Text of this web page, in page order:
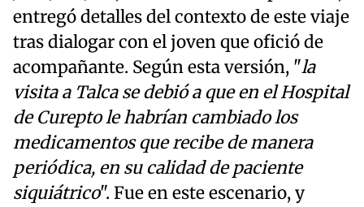
entregó detalles del contexto de este viaje
tras dialogar con el joven que ofició de
acompañante. Según esta versión, "la
visita a Talca se debió a que en el Hospital
de Curepto le habrían cambiado los
medicamentos que recibe de manera
periódica, en su calidad de paciente
siquiátrico". Fue en este escenario, y